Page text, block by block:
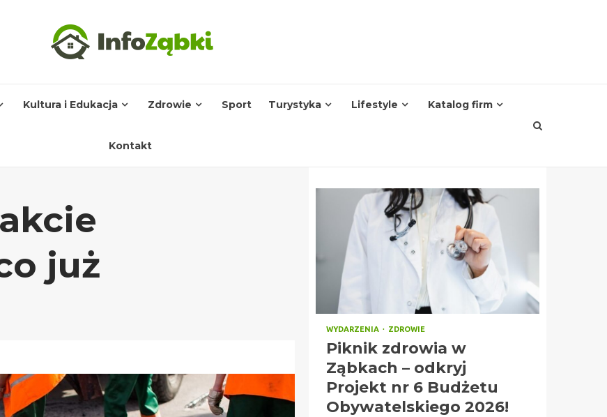
Kultura i Edukacja Zdrowie Sport Turystyka Lifestyle Katalog firm
Kontakt
już
WYDARZENIA ZDROWIE
Piknik zdrowia w
Ząbkach – odkryj
Projekt nr 6 Budżetu
Obywatelskiego 2026!